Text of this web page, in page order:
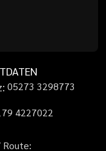
05273 3298773
79 4227022
Route: